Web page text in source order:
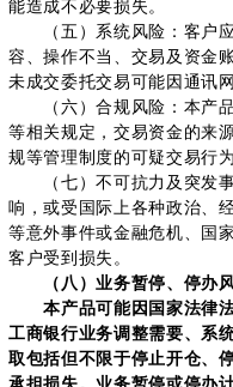
能造成不必要损失。
（五）系统风险：客户应
容、操作不当、交易及资金
未成交委托交易可能因通讯
（六）合规风险：本产品
等相关规定，交易资金的来
规等管理制度的可疑交易行
（七）不可抗力及突发事
响，或受国际上各种政治、
等意外事件或金融危机、国
客户受到损失。
（八）业务暂停、停办
本产品可能因国家法律法
工商银行业务调整需要、系
取包括但不限于停止开仓、